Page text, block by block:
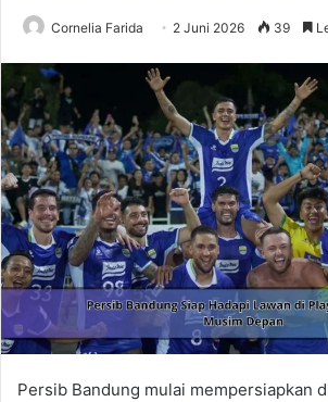
Cornelia Farida 2 Juni 2026 39
Persib Bandung mulai mempersiapkan